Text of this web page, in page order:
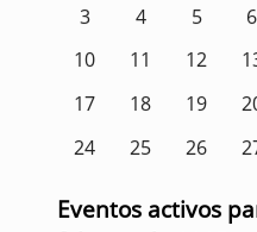
3
4 5 6
10
11 12
17
18 19
24
25 26
Eventos activos